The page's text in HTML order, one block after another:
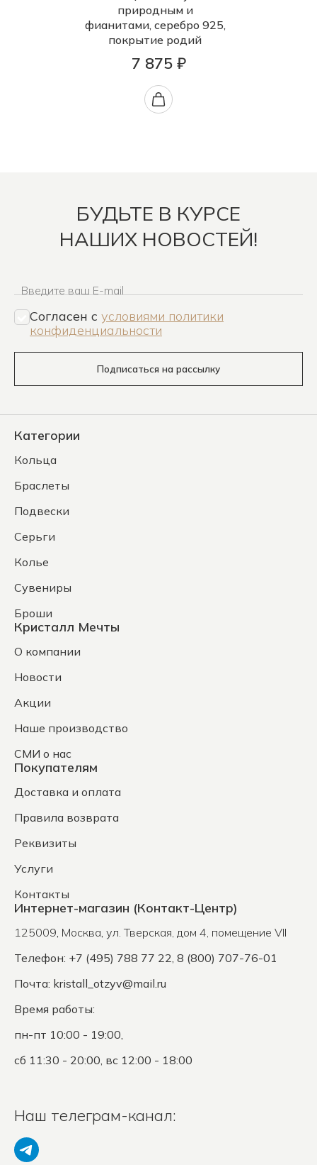
природным и
фианитами, серебро 925,
покрытие родий
7 875 ₽
БУДЬТЕ В КУРСЕ
НАШИХ НОВОСТЕЙ!
Введите ваш E-mail
Согласен c условиями политики
конфиденциальности
Подписаться на рассылку
Категории
Кольца
Браслеты
Подвески
Серьги
Колье
Сувениры
Броши
Кристалл Мечты
О компании
Новости
Акции
Наше производство
СМИ о нас
Покупателям
Доставка и оплата
Правила возврата
Реквизиты
Услуги
Контакты
Интернет-магазин (Контакт-Центр)
125009, Москва, ул. Тверская, дом 4, помещение VII
Телефон: +7 (495) 788 77 22, 8 (800) 707-76-01
Почта: kristall_otzyv@mail.ru
Время работы:
пн-пт 10:00 - 19:00,
сб 11:30 - 20:00, вс 12:00 - 18:00
Наш телеграм-канал: